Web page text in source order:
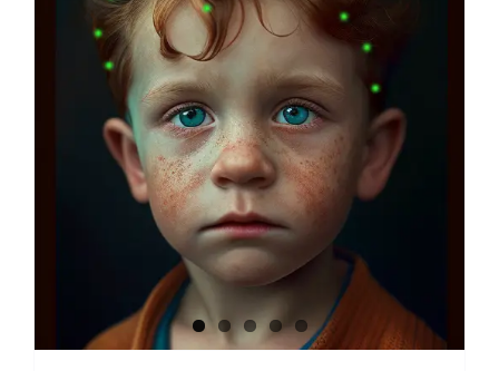
Amore e amare
Cucinare in modo sano
Verde e Sostenibilità
Ciao sono Virginia
Contattami